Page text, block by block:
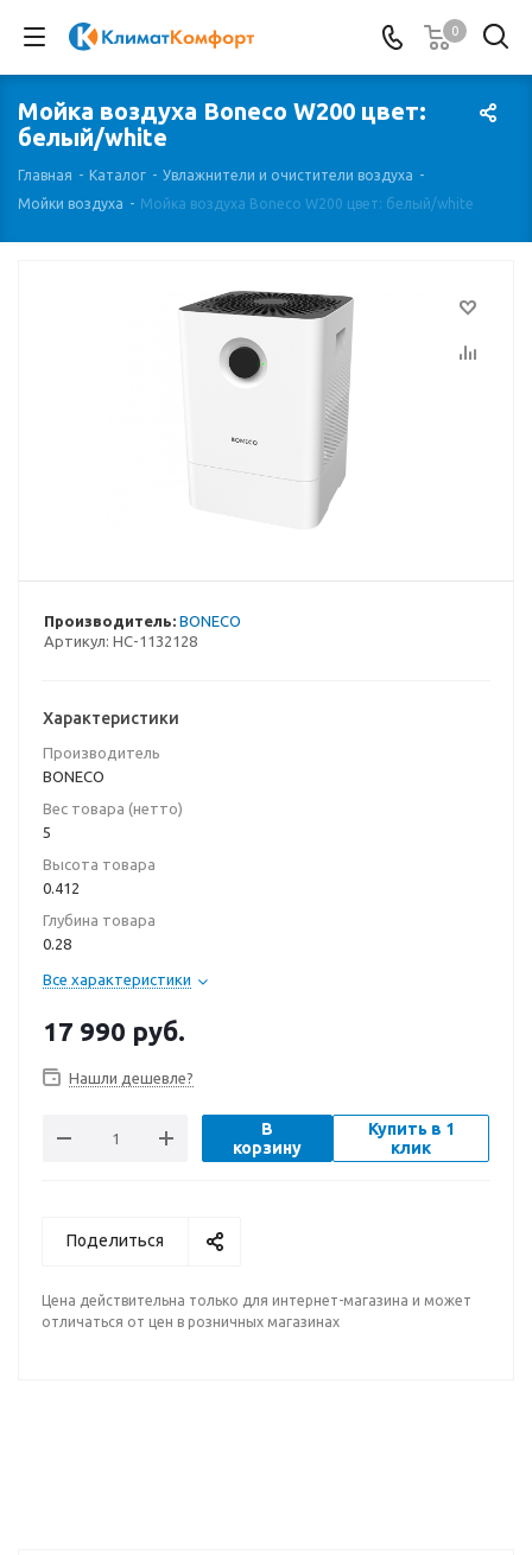
0
Мойка воздуха Boneco W200 цвет:
белый/white
Главная - Каталог - Увлажнители и очистители воздуха -
Мойки воздуха - Мойка воздуха Boneco W200 цвет: белый/white
Производитель: BONECO
Артикул: НС-1132128
Характеристики
Производитель
BONECO
Вес товара (нетто)
5
Высота товара
0.412
Глубина товара
0.28
Все характеристики
17 990 руб.
Нашли дешевле?
В
корзину
Купить в 1
клик
Поделиться
Цена действительна только для интернет-магазина и может
отличаться от цен в розничных магазинах